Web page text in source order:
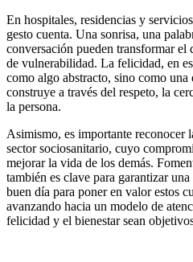
En hospitales, residencias y
gesto cuenta. Una sonrisa, una
conversación pueden transformar el
de vulnerabilidad. La felicidad, en
como algo abstracto, sino como
construye a través del respeto, la
la persona.
Asimismo, es importante reconocer
sector sociosanitario, cuyo
mejorar la vida de los demás.
también es clave para garantizar
buen día para poner en valor estos
avanzando hacia un modelo de
felicidad y el bienestar sean